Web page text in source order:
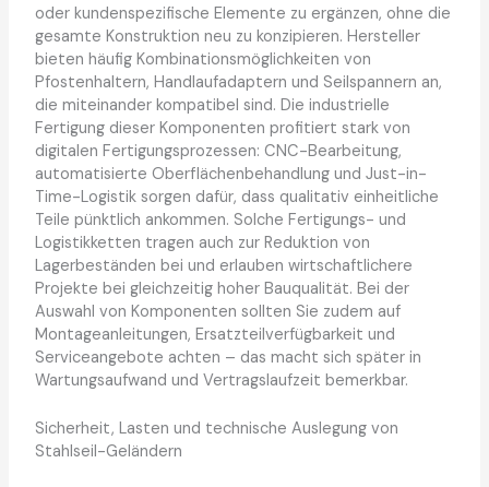
oder kundenspezifische Elemente zu ergänzen, ohne die
gesamte Konstruktion neu zu konzipieren. Hersteller
bieten häufig Kombinationsmöglichkeiten von
Pfostenhaltern, Handlaufadaptern und Seilspannern an,
die miteinander kompatibel sind. Die industrielle
Fertigung dieser Komponenten profitiert stark von
digitalen Fertigungsprozessen: CNC-Bearbeitung,
automatisierte Oberflächenbehandlung und Just-in-
Time-Logistik sorgen dafür, dass qualitativ einheitliche
Teile pünktlich ankommen. Solche Fertigungs- und
Logistikketten tragen auch zur Reduktion von
Lagerbeständen bei und erlauben wirtschaftlichere
Projekte bei gleichzeitig hoher Bauqualität. Bei der
Auswahl von Komponenten sollten Sie zudem auf
Montageanleitungen, Ersatzteilverfügbarkeit und
Serviceangebote achten – das macht sich später in
Wartungsaufwand und Vertragslaufzeit bemerkbar.
Sicherheit, Lasten und technische Auslegung von
Stahlseil-Geländern